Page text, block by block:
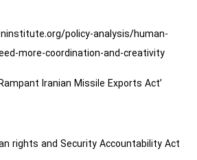
policy-analysis/human-
more-coordination-and-creativity
Iranian Missile Exports Act’
rights and Security Accountability Act